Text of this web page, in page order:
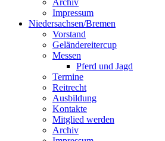
Archiv
Impressum
Niedersachsen/Bremen
Vorstand
Geländereitercup
Messen
Pferd und Jagd
Termine
Reitrecht
Ausbildung
Kontakte
Mitglied werden
Archiv